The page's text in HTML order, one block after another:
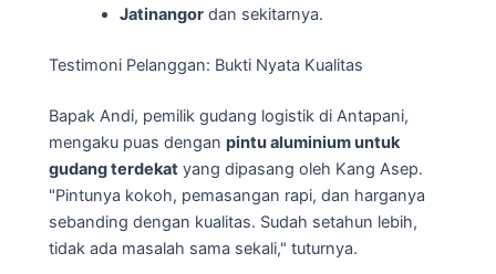
Jatinangordan sekitarnya.
Testimoni Pelanggan: Bukti Nyata Kualitas
Bapak Andi, pemilik gudang logistik di Antapani,
mengaku puas dengan pintu aluminium untuk
gudang terdekat yang dipasang oleh Kang Asep.
"Pintunya kokoh, pemasangan rapi, dan harganya
sebanding dengan kualitas. Sudah setahun lebih,
tidak ada masalah sama sekali," tuturnya.